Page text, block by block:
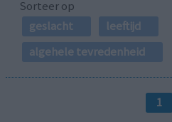
Sorteer op
geslacht
leeftijd
algehele tevredenheid
1